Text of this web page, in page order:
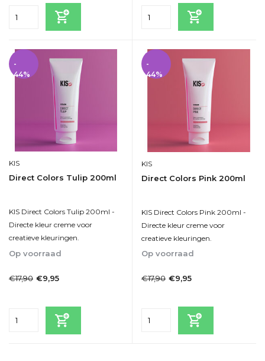
-
44%
KIS
Direct Colors Tulip 200ml
KIS Direct Colors Tulip 200ml -
Directe kleur creme voor
creatieve kleuringen.
Op voorraad
€17,90 €9,95
-
44%
KIS
Direct Colors Pink 200ml
KIS Direct Colors Pink 200ml -
Directe kleur creme voor
creatieve kleuringen.
Op voorraad
€17,90 €9,95